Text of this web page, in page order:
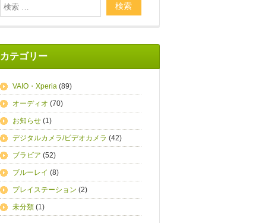
カテゴリー
VAIO・Xperia (89)
オーディオ (70)
お知らせ (1)
デジタルカメラ/ビデオカメラ (42)
ブラビア (52)
ブルーレイ (8)
プレイステーション (2)
未分類 (1)